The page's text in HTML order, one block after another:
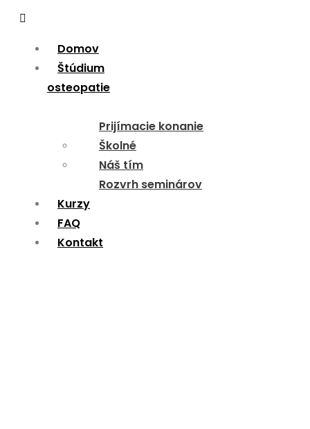
Menu
Domov
Štúdium
osteopatie
Prijímacie konanie
Školné
Náš tím
Rozvrh seminárov
Kurzy
FAQ
Kontakt